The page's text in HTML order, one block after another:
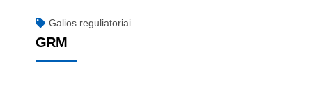
Galios reguliatoriai
GRM